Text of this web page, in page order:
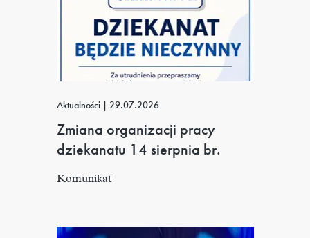
Aktualności | 29.07.2026
Zmiana organizacji pracy
dziekanatu 14 sierpnia br.
Komunikat